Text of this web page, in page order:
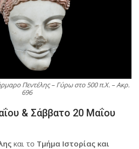
Πεντέλης – Γύρω στο 500 π.Χ. – Ακρ.
696
& Σάββατο 20 Μαΐου
και το Τμήμα Ιστορίας και